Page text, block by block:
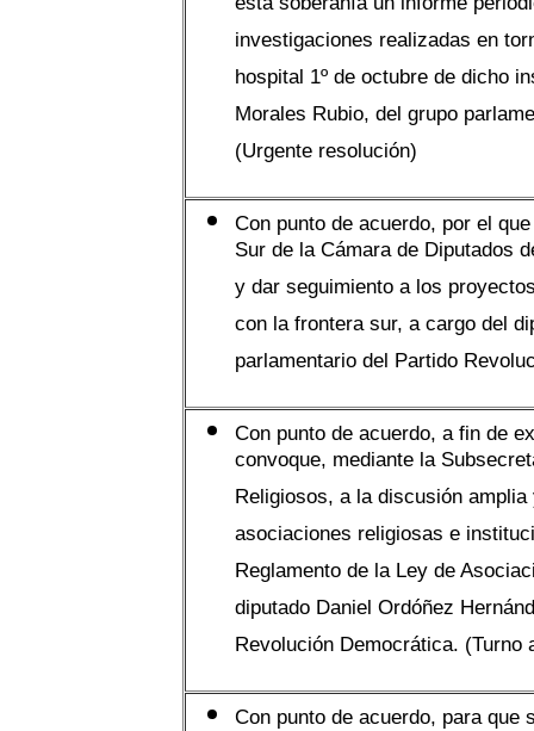
esta soberanía un informe
investigaciones realizadas en
hospital 1º de octubre de dicho
Morales Rubio, del grupo
(Urgente resolución)
Con punto de acuerdo, por el
Sur de la Cámara de Diputados
y dar seguimiento a los
con la frontera sur, a cargo del
parlamentario del Partido
Con punto de acuerdo, a fin de
convoque, mediante la
Religiosos, a la discusión
asociaciones religiosas e
Reglamento de la Ley de
diputado Daniel Ordóñez
Revolución Democrática. (Turno
Con punto de acuerdo, para